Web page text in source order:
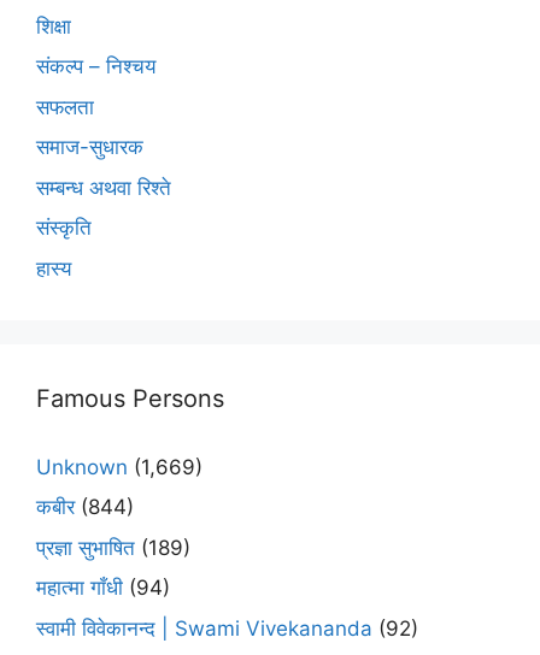
शिक्षा
संकल्प – निश्चय
सफलता
समाज-सुधारक
सम्बन्ध अथवा रिश्ते
संस्कृति
हास्य
Famous Persons
Unknown (1,669)
कबीर(844)
प्रज्ञा सुभाषित (189)
महात्मा गाँधी (94)
स्वामी विवेकानन्द | Swami Vivekananda (92)